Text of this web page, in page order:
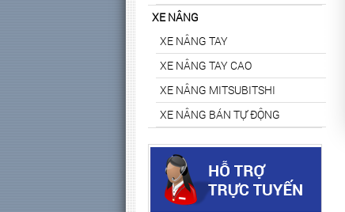
XE NÂNG
XE NÂNG TAY
XE NÂNG TAY CAO
XE NÂNG MITSUBITSHI
XE NÂNG BÁN TỰ ĐỘNG